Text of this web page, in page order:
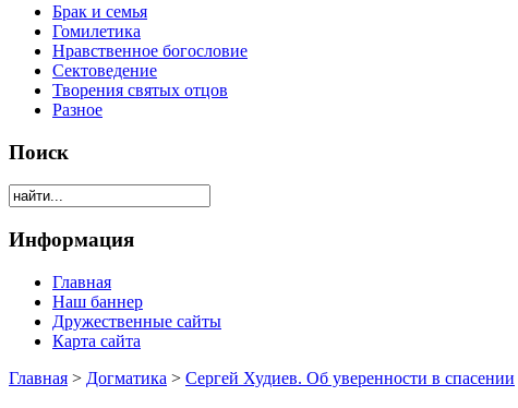
Брак и семья
Гомилетика
Нравственное богословие
Сектоведение
Творения святых отцов
Разное
Поиск
Информация
Главная
Наш баннер
Дружественные сайты
Карта сайта
Главная > Догматика > Сергей Худиев. Об уверенности в спасении